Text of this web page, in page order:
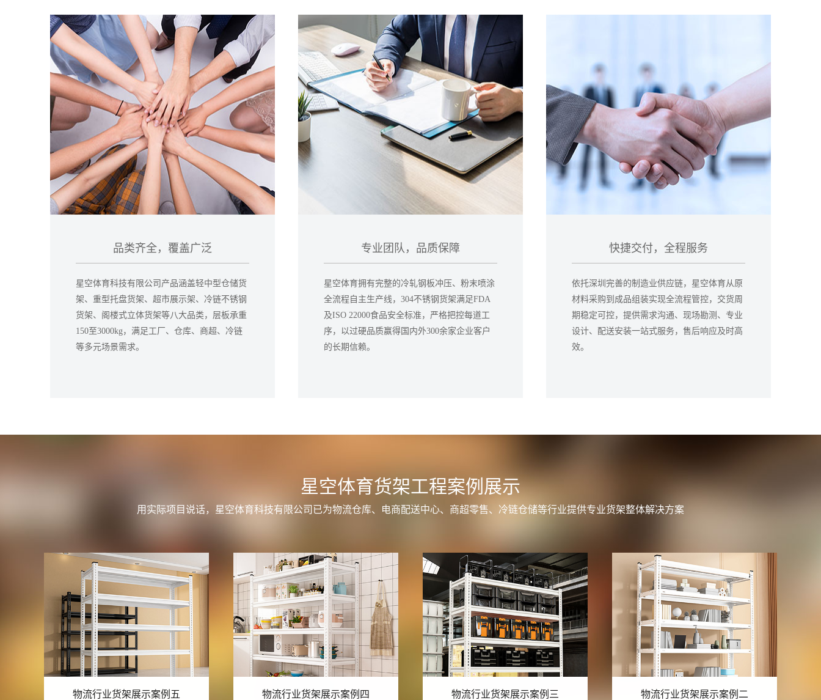
品类齐全，覆盖广泛
星空体育科技有限公司产品涵盖轻中型仓储货
架、重型托盘货架、超市展示架、冷链不锈钢
货架、阁楼式立体货架等八大品类，层板承重
150至3000kg，满足工厂、仓库、商超、冷链
等多元场景需求。
专业团队，品质保障
星空体育拥有完整的冷轧钢板冲压、粉末喷涂
全流程自主生产线，304不锈钢货架满足FDA
及ISO 22000食品安全标准，严格把控每道工
序，以过硬品质赢得国内外300余家企业客户
的长期信赖。
快捷交付，全程服务
依托深圳完善的制造业供应链，星空体育从原
材料采购到成品组装实现全流程管控，交货周
期稳定可控，提供需求沟通、现场勘测、专业
设计、配送安装一站式服务，售后响应及时高
效。
星空体育货架工程案例展示
用实际项目说话，星空体育科技有限公司已为物流仓库、电商配送中心、商超零售、冷链仓储等行业提供专业货架整体解决方案
物流行业货架展示案例四 物流行业货架展示案例三 物流行业货架展示案例二 物流行业货架展示案例一